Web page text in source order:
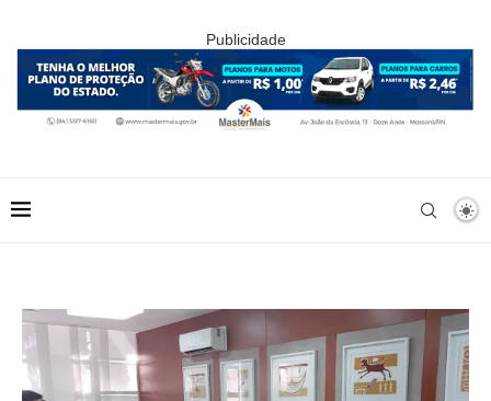
Publicidade